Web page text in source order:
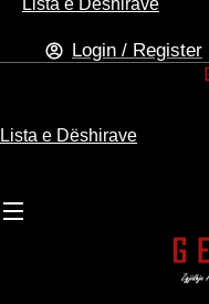
Login / Register
Lista e Dëshirave